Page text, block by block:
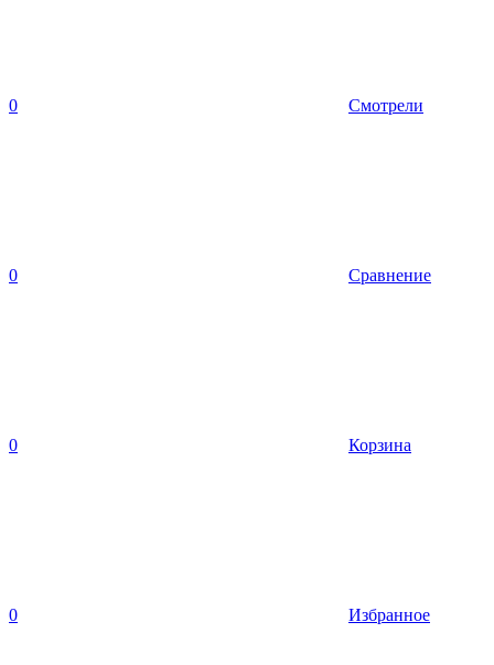
0 Смотрели
0 Сравнение
0 Корзина
0 Избранное